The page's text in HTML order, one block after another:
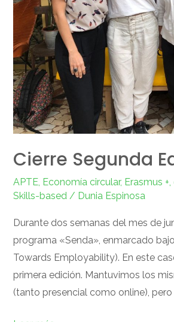
Cierre Segunda
APTE, Economía circular, Erasmus +,
Skills-based/ Dunia Espinosa
Durante dos semanas del mes de
programa «Senda», enmarcado
Towards Employability). En este
primera edición. Mantuvimos los
(tanto presencial como online),